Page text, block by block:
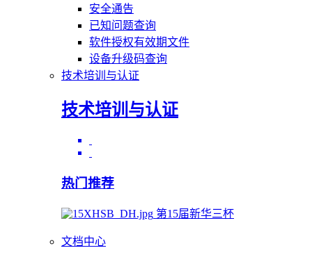
安全通告
已知问题查询
软件授权有效期文件
设备升级码查询
技术培训与认证
技术培训与认证
热门推荐
第15届新华三杯
文档中心